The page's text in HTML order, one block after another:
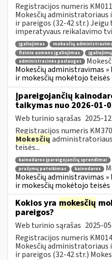
Registracijos numeris
Mokesčių
ir pareigos (32-42 str.)
imperatyvaus reikalavimo
įgaliojimas mokesčių
fizinio asmens įgaliojimas
administracinės paslaugos
Mokesčių administravimas
ir mokesčių mokėtojo teisės
Įpareigojančių
taikymas nuo 2026-01-
Web turinio sąrašas 2025-
Registracijos numeris
Mokesčių administratoriaus
teisės...
kainodaros įpareigojančių sprendimai
prašymų pateikimas
kainodaros
Mokesčių administravimas
ir mokesčių mokėtojo teisės
Kokios yra mokesčių
pareigos?
Web turinio sąrašas 2025-
Registracijos numeris
Mokesčių
ir pareigos (32-42 str.)